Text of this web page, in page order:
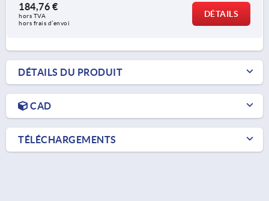
184,76 €
hors TVA
hors frais d’envoi
DÉTAILS
DÉTAILS DU PRODUIT
CAD
TÉLÉCHARGEMENTS